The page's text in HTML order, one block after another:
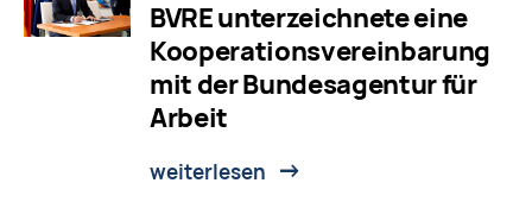
BVRE unterzeichnete eine
Kooperationsvereinbarung
mit der Bundesagentur für
Arbeit
weiterlesen